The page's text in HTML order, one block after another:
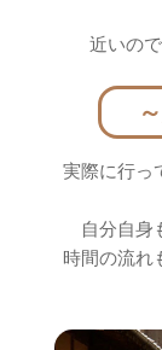
近いの
実際に行っ
自分自身
時間の流れ